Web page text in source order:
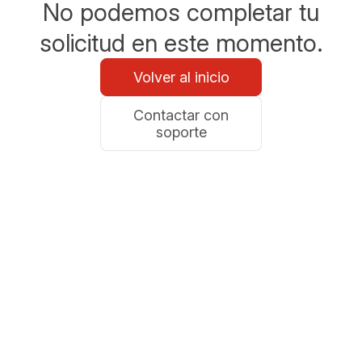
No podemos completar tu
solicitud en este momento.
Volver al inicio
Contactar con
soporte